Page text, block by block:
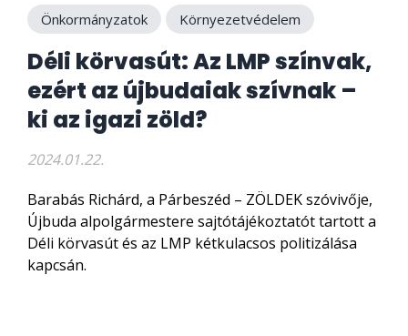
Önkormányzatok Környezetvédelem
Déli körvasút: Az LMP színvak,
ezért az újbudaiak szívnak –
ki az igazi zöld?
2024.01.22.
Barabás Richárd, a Párbeszéd – ZÖLDEK szóvivője,
Újbuda alpolgármestere sajtótájékoztatót tartott a
Déli körvasút és az LMP kétkulacsos politizálása
kapcsán.